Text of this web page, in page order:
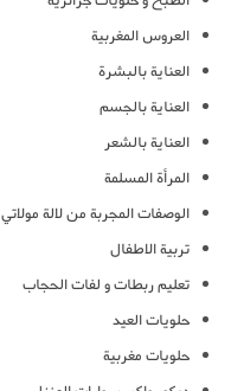
العروس المغربية
العناية بالبشرة
العناية بالجسم
العناية بالشعر
المرأة المسلمة
الوصفات المجربة من لالة مولاتي
تربية الاطفال
تعليم ربطات و لفات الحجاب
حلويات العيد
حلويات مغربية